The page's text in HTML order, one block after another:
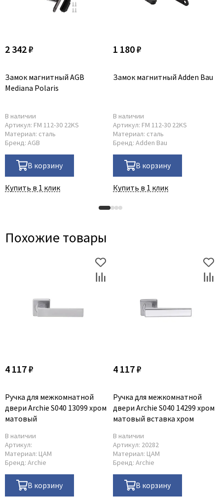
2 342 ₽
Замок магнитный AGB
Mediana Polaris
В наличии
Артикул: FM 112-30 22KS
Материал: сталь
Бренд: AGB
В корзину
Купить в 1 клик
1 180 ₽
Замок магнитный Adden Bau
В наличии
Артикул: FM 112-30 22KS
Материал: сталь
Бренд: Adden Bau
В корзину
Купить в 1 клик
Похожие товары
4 117 ₽
Ручка для межкомнатной
двери Archie S040 13099 хром
матовый
В наличии
Артикул:
Материал: ЦАМ
Бренд: Archie
В корзину
4 117 ₽
Ручка для межкомнатной
двери Archie S040 14299 хром
матовый вставка хром
В наличии
Артикул: 20282
Материал: ЦАМ
Бренд: Archie
В корзину